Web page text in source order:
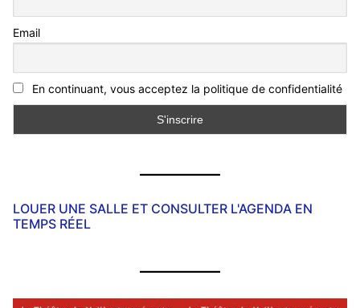
Email
En continuant, vous acceptez la politique de confidentialité
LOUER UNE SALLE ET CONSULTER L'AGENDA EN
TEMPS RÉEL